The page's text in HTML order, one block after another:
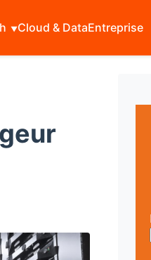
Cloud & DataEntreprise